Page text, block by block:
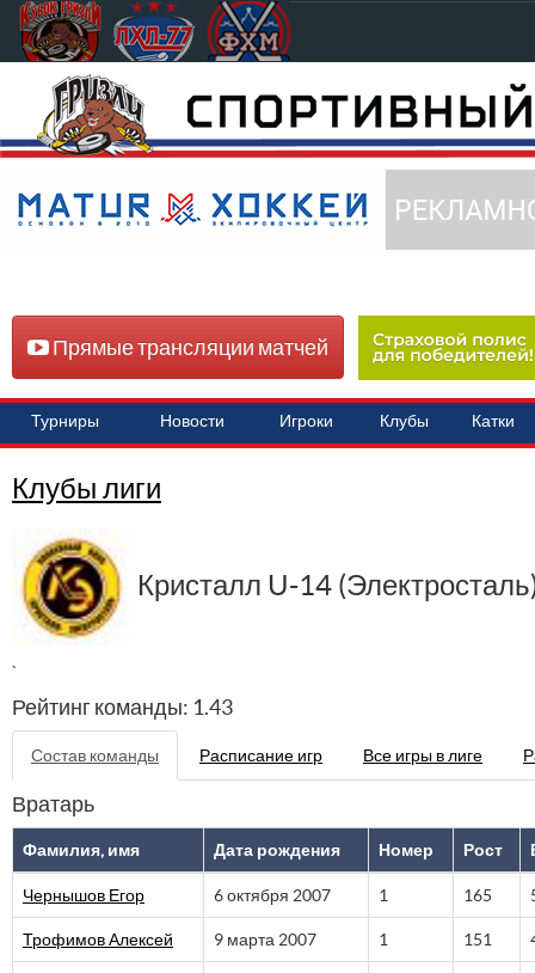
Прямые трансляции матчей
Турниры Новости Игроки Клубы Катки
Клубы лиги
Кристалл U-14
`
Рейтинг команды: 1.43
Состав команды Расписание игр Все игры в лиге
Вратарь
Фамилия, имя Дата рождения Номер Рост
Чернышов Егор 6 октября 2007 1 165
Трофимов Алексей 9 марта 2007 1 151